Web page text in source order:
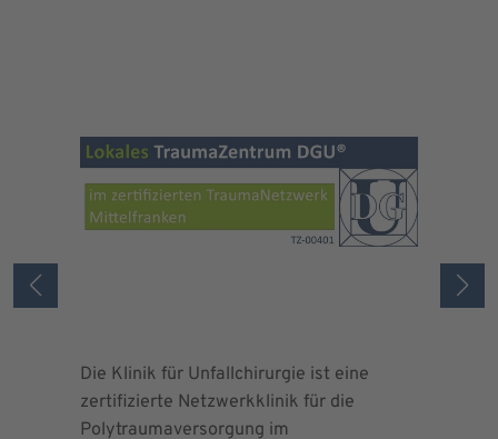
Die Klinik für Unfallchirurgie ist eine
zertifizierte Netzwerkklinik für die
Polytraumaversorgung im